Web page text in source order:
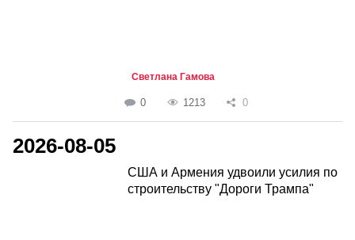
Светлана Гамова
0 1213 0
2026-08-05
США и Армения удвоили усилия по
строительству "Дороги Трампа"